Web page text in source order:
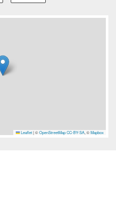
Leaflet |©OpenStreetMap CC-BY-SA, ©Mapbox